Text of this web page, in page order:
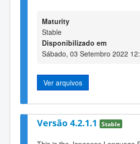
Maturity
Stable
Disponibilizado em
Sábado, 03 Setembro 2022
Ver arquivos
Versão 4.2.1.1 Stable